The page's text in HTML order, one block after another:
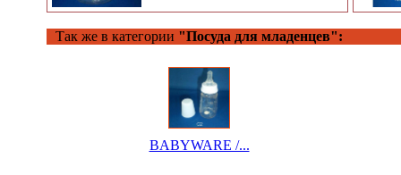
Так же в категории "Посуда для младенцев":
BABYWARE /...